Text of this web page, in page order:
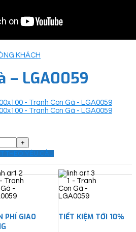
KHÁCH
– LGA0059
THEO YÊU CẦU
PHÍ GIAO
TIẾT KIỆM TỚI 10%